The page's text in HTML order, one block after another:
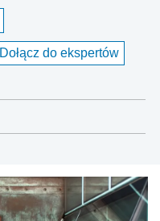
Dołącz do ekspertów